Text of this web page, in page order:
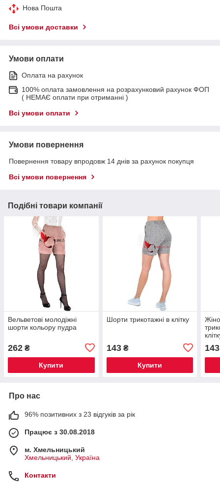
Нова Пошта
Всі умови доставки
Умови оплати
Оплата на рахунок
100% оплата замовлення на розрахунковий рахунок ФОП
( НЕМАЄ оплати при отриманні )
Всі умови оплати
Умови повернення
Повернення товару впродовж 14 днів за рахунок покупця
Всі умови повернення
Подібні товари компанії
Вельветові молодіжні
шорти кольору пудра
262 ₴
Купити
Шорти трикотажні в клітку
143₴
Купити
143
Про нас
96% позитивних з 23 відгуків за рік
Працює з 30.08.2018
м. Хмельницький
Хмельницький, Україна
Контакти